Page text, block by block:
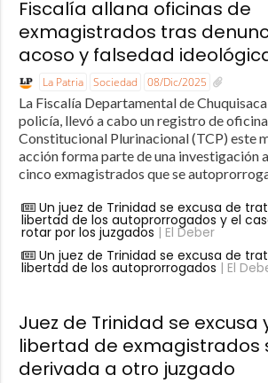
Fiscalía allana oficinas de
exmagistrados tras
acoso y falsedad
La Patria Sociedad 08/Dic/2025
La Fiscalía Departamental de
policía, llevó a cabo un registro de
Constitucional Plurinacional (TCP) este
acción forma parte de una investigación
cinco exmagistrados que se
Un juez de Trinidad se excusa de
libertad de los autoprorrogados y el
rotar por los juzgados | El Deber
Un juez de Trinidad se excusa de
libertad de los autoprorrogados | El
Juez de Trinidad se excusa
libertad de exmagistrados
derivada a otro juzgado